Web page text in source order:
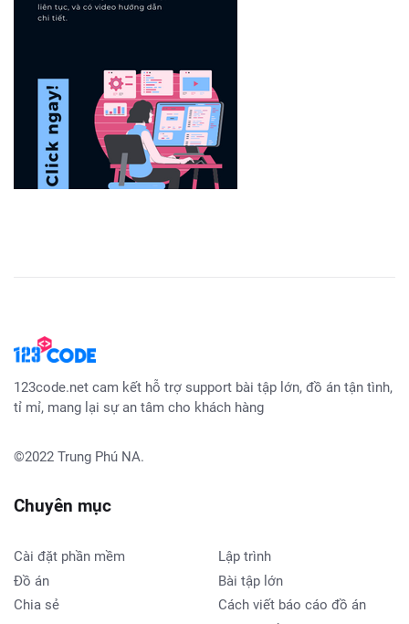
123code.net cam kết hỗ trợ support bài tập lớn, đồ án tận tình,
tỉ mỉ, mang lại sự an tâm cho khách hàng
©2022 Trung Phú NA.
Chuyên mục
Cài đặt phần mềm
Đồ án
Chia sẻ
Lập trình
Bài tập lớn
Cách viết báo cáo đồ án